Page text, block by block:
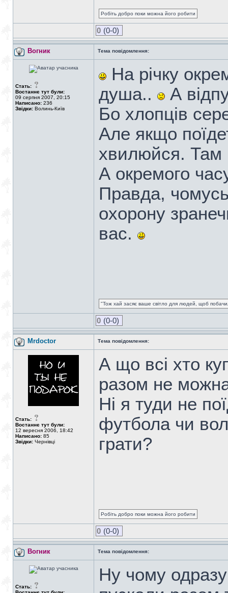
Робіть добро поки можна його робити
0 (0-0)
Вогник Тема повідомлення:
Стать:
Востаннє тут були:
09 серпня 2007, 20:15
Написано: 236
Звідки: Волинь-Київ
На річку
душа..
А
Бо хлопців
Але якщо
хвилюйся. Там
А окремого
Правда,
охорону
вас.
"Тож хай засяє ваше світло для людей, щоб
0 (0-0)
Mrdoctor Тема повідомлення:
Стать:
Востаннє тут були:
12 вересня 2006, 18:42
Написано: 85
Звідки: Чернівці
А що всі хто
разом не
Ні я туди не
футбола чи
грати?
Робіть добро поки можна його робити
0 (0-0)
Вогник Тема повідомлення:
Стать:
Ну чому